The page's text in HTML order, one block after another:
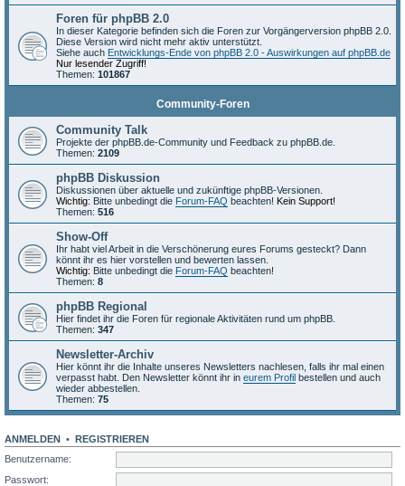
Foren für phpBB 2.0
In dieser Kategorie befinden sich die Foren zur Vorgängerversion phpBB 2.0.
Diese Version wird nicht mehr aktiv unterstützt.
Siehe auch Entwicklungs-Ende von phpBB 2.0 - Auswirkungen auf phpBB.de
Nur lesender Zugriff!
Themen: 101867
Community-Foren
Community Talk
Projekte der phpBB.de-Community und Feedback zu phpBB.de.
Themen: 2109
phpBB Diskussion
Diskussionen über aktuelle und zukünftige phpBB-Versionen.
Wichtig: Bitte unbedingt die Forum-FAQ beachten! Kein Support!
Themen: 516
Show-Off
Ihr habt viel Arbeit in die Verschönerung eures Forums gesteckt? Dann
könnt ihr es hier vorstellen und bewerten lassen.
Wichtig: Bitte unbedingt die Forum-FAQ beachten!
Themen: 8
phpBB Regional
Hier findet ihr die Foren für regionale Aktivitäten rund um phpBB.
Themen: 347
Newsletter-Archiv
Hier könnt ihr die Inhalte unseres Newsletters nachlesen, falls ihr mal einen
verpasst habt. Den Newsletter könnt ihr in eurem Profil bestellen und auch
wieder abbestellen.
Themen: 75
ANMELDEN • REGISTRIEREN
Benutzername:
Passwort: